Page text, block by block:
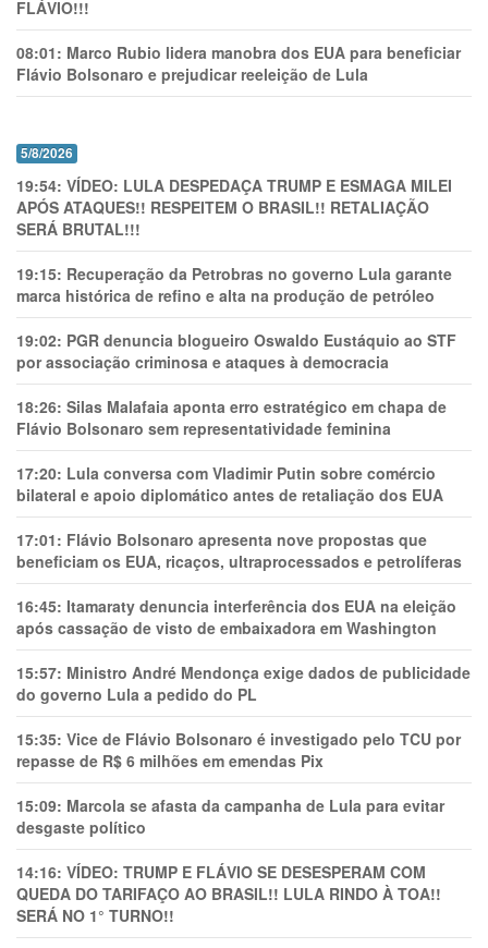
FLÁVIO!!!
08:01: Marco Rubio lidera manobra dos EUA para beneficiar
Flávio Bolsonaro e prejudicar reeleição de Lula
5/8/2026
19:54: VÍDEO: LULA DESPEDAÇA TRUMP E ESMAGA MILEI
APÓS ATAQUES!! RESPEITEM O BRASIL!! RETALIAÇÃO
SERÁ BRUTAL!!!
19:15: Recuperação da Petrobras no governo Lula garante
marca histórica de refino e alta na produção de petróleo
19:02: PGR denuncia blogueiro Oswaldo Eustáquio ao STF
por associação criminosa e ataques à democracia
18:26: Silas Malafaia aponta erro estratégico em chapa de
Flávio Bolsonaro sem representatividade feminina
17:20: Lula conversa com Vladimir Putin sobre comércio
bilateral e apoio diplomático antes de retaliação dos EUA
17:01: Flávio Bolsonaro apresenta nove propostas que
beneficiam os EUA, ricaços, ultraprocessados e petrolíferas
16:45: Itamaraty denuncia interferência dos EUA na eleição
após cassação de visto de embaixadora em Washington
15:57: Ministro André Mendonça exige dados de publicidade
do governo Lula a pedido do PL
15:35: Vice de Flávio Bolsonaro é investigado pelo TCU por
repasse de R$ 6 milhões em emendas Pix
15:09: Marcola se afasta da campanha de Lula para evitar
desgaste político
14:16: VÍDEO: TRUMP E FLÁVIO SE DESESPERAM COM
QUEDA DO TARIFAÇO AO BRASIL!! LULA RINDO À TOA!!
SERÁ NO 1° TURNO!!